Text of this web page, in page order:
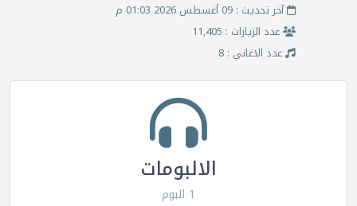
آخر تحديث : 09 أغسطس 2026 01:03 م
عدد الزيارات : 11,405
عدد الاغاني : 8
الالبومات
1 البوم